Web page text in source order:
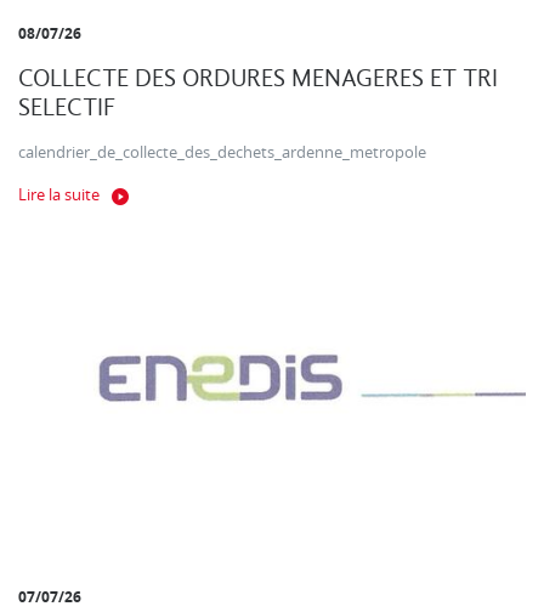
08/07/26
COLLECTE DES ORDURES MENAGERES ET TRI
SELECTIF
calendrier_de_collecte_des_dechets_ardenne_metropole
Lire la suite
07/07/26